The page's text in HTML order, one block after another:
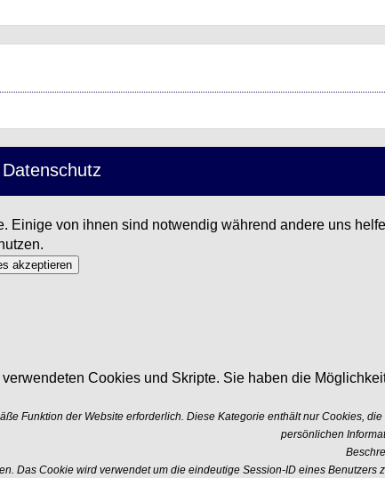
Datenschutz
Einige von ihnen sind notwendig während andere uns
akzeptieren
Cookies und Skripte. Sie haben die
Funktion der Website erforderlich. Diese Kategorie enthält nur Cookies,
persönlichen
Das Cookie wird verwendet um die eindeutige Session-ID eines